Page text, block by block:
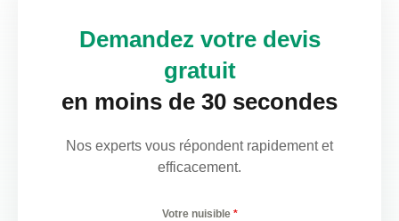
Demandez votre devis
gratuit
en moins de 30 secondes
Nos experts vous répondent rapidement et
efficacement.
Votre nuisible *